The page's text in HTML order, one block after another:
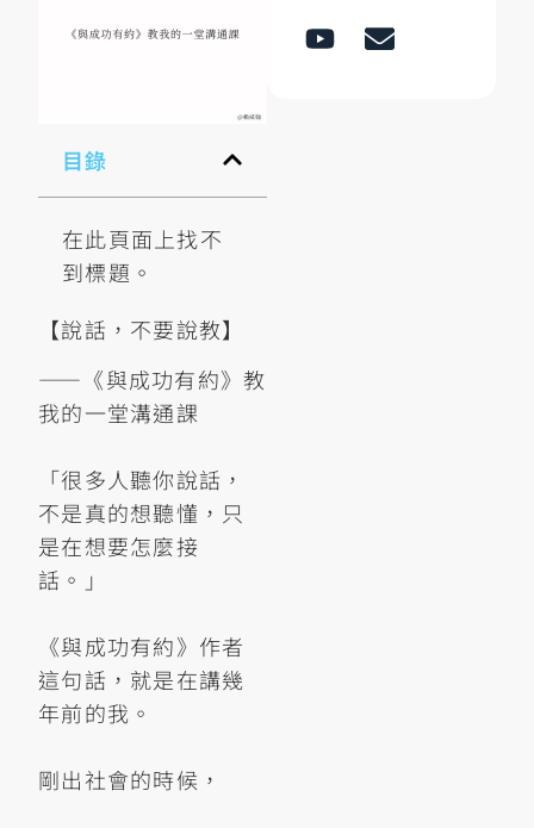
目錄
在此頁面上找不
到標題。
【說話，不要說教】
——《與成功有約》教
我的一堂溝通課
「很多人聽你說話，
不是真的想聽懂，只
是在想要怎麼接
話。」
《與成功有約》作者
這句話，就是在講幾
年前的我。
剛出社會的時候，